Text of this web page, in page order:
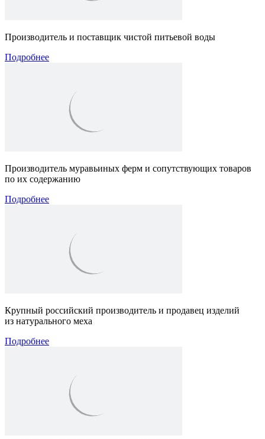
Производитель и поставщик чистой питьевой воды
Подробнее
Производитель муравьиных ферм и сопутствующих товаров
по их содержанию
Подробнее
Крупный российский производитель и продавец изделий
из натурального меха
Подробнее